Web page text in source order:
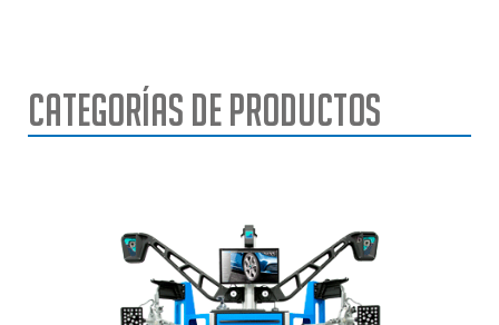
Categorías de Productos